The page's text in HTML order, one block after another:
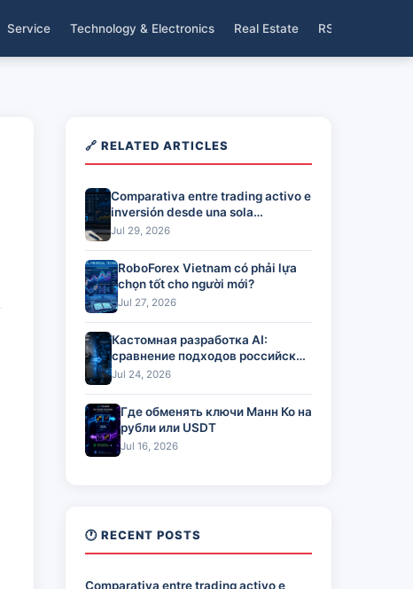
Service Technology & Electronics Real Estate RSS
🔗 RELATED ARTICLES
Comparativa entre trading activo e
inversión desde una sola
plataforma
Jul 29, 2026
RoboForex Vietnam có phải lựa
chọn tốt cho người mới?
Jul 27, 2026
Кастомная разработка AI:
сравнение подходов российских
команд
Jul 24, 2026
Где обменять ключи Манн Ко на
рубли или USDT
Jul 16, 2026
🕐 RECENT POSTS
Comparativa entre trading activo e